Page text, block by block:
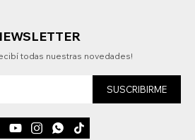
todas nuestras novedades!
SUSCRIBIRME
   